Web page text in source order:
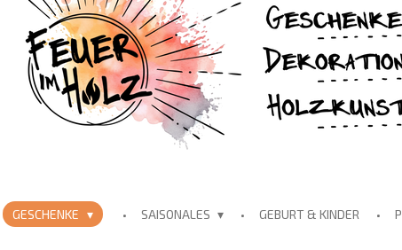
GESCHENKE SAISONALES GEBURT & KINDER